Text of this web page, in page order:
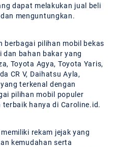
dapat melakukan jual beli
menguntungkan.
berbagai pilihan mobil bekas
dan bahan bakar yang
Toyota Agya, Toyota Yaris,
CR V, Daihatsu Ayla,
terkenal dengan
pilihan mobil populer
hanya di Caroline.id.
rekam jejak yang
kemudahan serta